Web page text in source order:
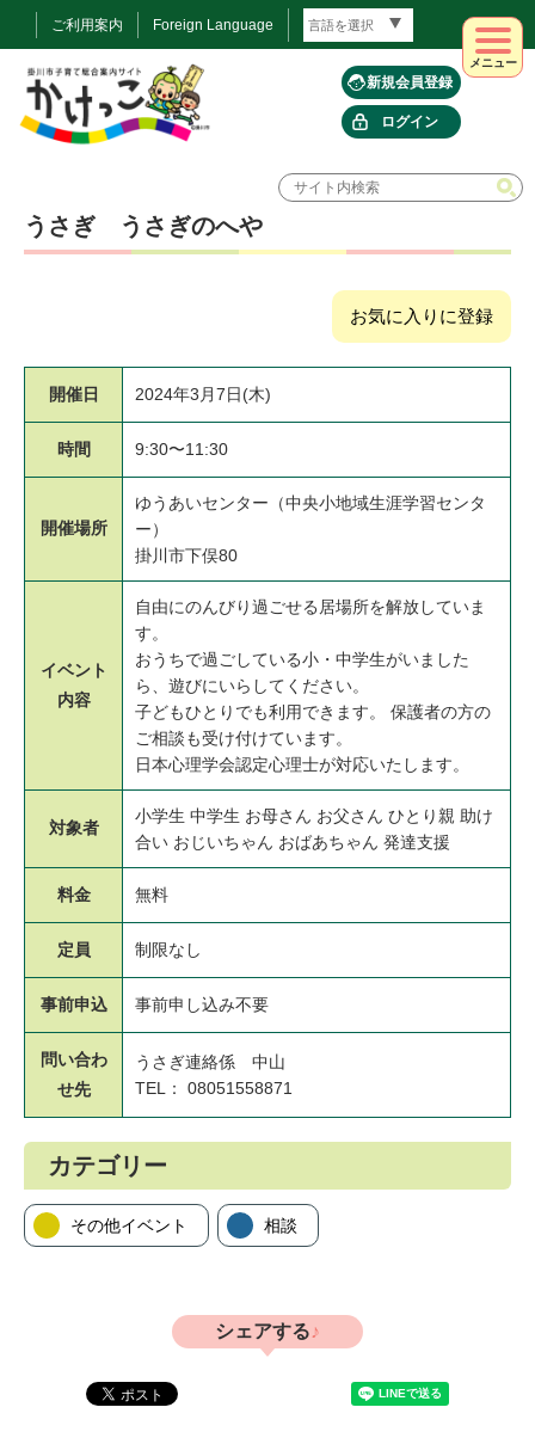
ご利用案内 Foreign Language
新規会員登録
ログイン
メニュー
うさぎ うさぎのへや
お気に入りに登録
開催日 2024年3月7日(木)
時間 9:30〜11:30
開催場所
ゆうあいセンター（中央小地域生涯学習センタ
ー）
掛川市下俣80
イベント
内容
自由にのんびり過ごせる居場所を解放していま
す。
おうちで過ごしている小・中学生がいました
ら、遊びにいらしてください。
子どもひとりでも利用できます。 保護者の方の
ご相談も受け付けています。
日本心理学会認定心理士が対応いたします。
対象者
小学生 中学生 お母さん お父さん ひとり親 助け
合い おじいちゃん おばあちゃん 発達支援
料金 無料
定員 制限なし
事前申込 事前申し込み不要
問い合わ
せ先
うさぎ連絡係 中山
TEL： 08051558871
カテゴリー
その他イベント 相談
シェアする